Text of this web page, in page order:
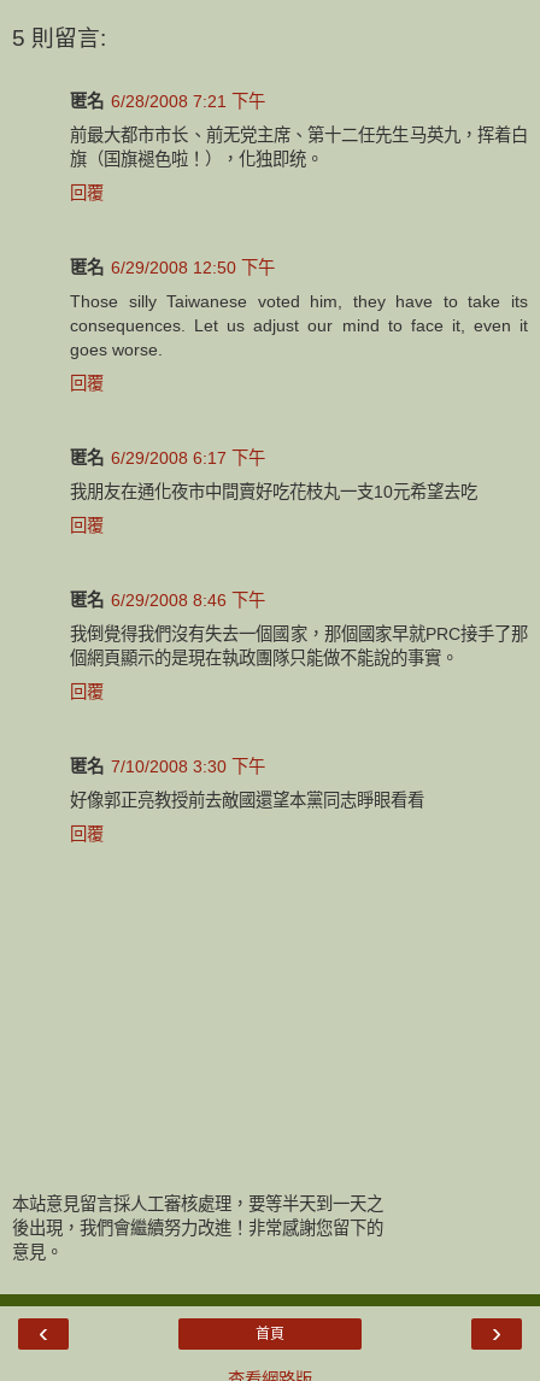
5 則留言:
匿名 6/28/2008 7:21 下午
前最大都市市长、前无党主席、第十二任先生马英九，挥着白
旗（国旗褪色啦！），化独即统。
回覆
匿名 6/29/2008 12:50 下午
Those silly Taiwanese voted him, they have to take its
consequences. Let us adjust our mind to face it, even it
goes worse.
回覆
匿名 6/29/2008 6:17 下午
我朋友在通化夜市中間賣好吃花枝丸一支10元希望去吃
回覆
匿名 6/29/2008 8:46 下午
我倒覺得我們沒有失去一個國家，那個國家早就PRC接手了那
個網頁顯示的是現在執政團隊只能做不能說的事實。
回覆
匿名 7/10/2008 3:30 下午
好像郭正亮教授前去敵國還望本黨同志睜眼看看
回覆
本站意見留言採人工審核處理，要等半天到一天之
後出現，我們會繼續努力改進！非常感謝您留下的
意見。
‹ ›
首頁